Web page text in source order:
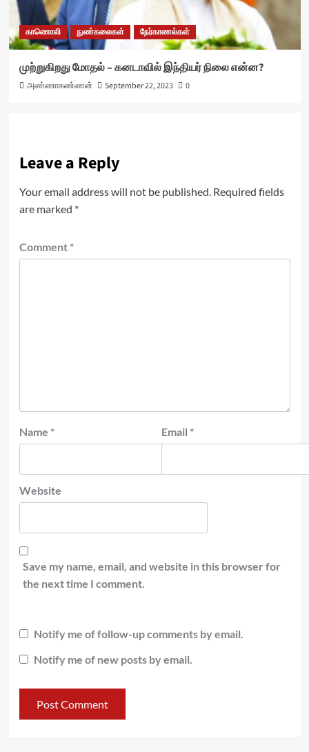
காணொலி நுண்கலைகள் நேர்காணல்கள்
முற்றுகிறது மோதல் – கனடாவில் இந்தியர் நிலை என்ன?
அண்ணாகண்ணன் September 22, 2023 0
Leave a Reply
Your email address will not be published. Required fields
are marked *
Comment *
Name * Email *
Website
Save my name, email, and website in this browser for
the next time I comment.
Notify me of follow-up comments by email.
Notify me of new posts by email.